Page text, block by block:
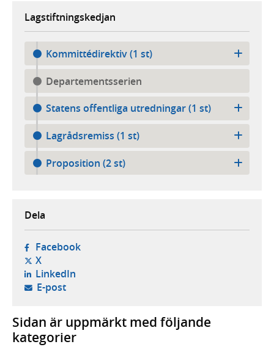
Lagstiftningskedjan
Kommittédirektiv (1 st)
Departementsserien
Statens offentliga utredningar (1 st)
Lagrådsremiss (1 st)
Proposition (2 st)
Dela
Facebook- öppnas i ny flik, extern webbplats,
X- öppnas i ny flik, extern webbplats,
LinkedIn- öppnas i ny flik, extern webbplats,
E-post- öppnar din e-postklient,
Sidan är uppmärkt med följande
kategorier